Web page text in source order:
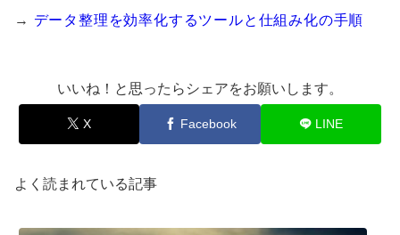
→ データ整理を効率化するツールと仕組み化の手順
いいね！と思ったらシェアをお願いします。
X Facebook LINE
よく読まれている記事